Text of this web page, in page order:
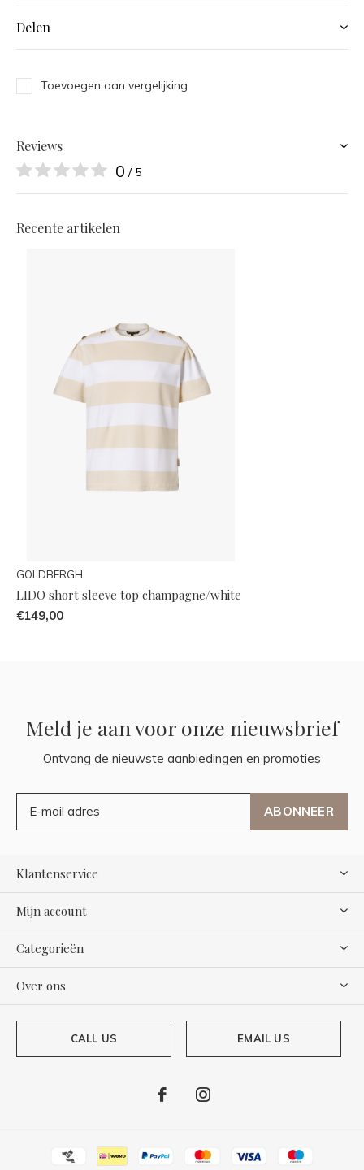
Delen
Toevoegen aan vergelijking
Reviews
0 / 5
Recente artikelen
GOLDBERGH
LIDO short sleeve top champagne/white
€149,00
Meld je aan voor onze nieuwsbrief
Ontvang de nieuwste aanbiedingen en promoties
ABONNEER
Klantenservice
Mijn account
Categorieën
Over ons
CALL US EMAIL US